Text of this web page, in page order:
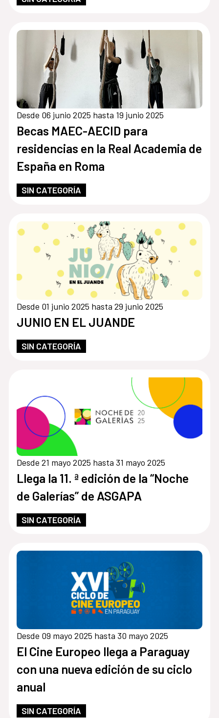
Desde 06 junio 2025 hasta 19 junio 2025
Becas MAEC-AECID para
residencias en la Real Academia de
España en Roma
SIN CATEGORÍA
Desde 01 junio 2025 hasta 29 junio 2025
JUNIO EN EL JUANDE
SIN CATEGORÍA
Desde 21 mayo 2025 hasta 31 mayo 2025
Llega la 11. ª edición de la “Noche
de Galerías” de ASGAPA
SIN CATEGORÍA
Desde 09 mayo 2025 hasta 30 mayo 2025
El Cine Europeo llega a Paraguay
con una nueva edición de su ciclo
anual
SIN CATEGORÍA